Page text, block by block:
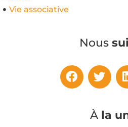
Vie associative
Nous
À la